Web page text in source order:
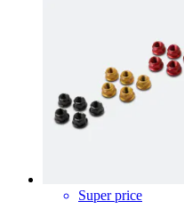
Super price